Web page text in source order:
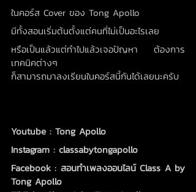
ในคอร์ส Cover ของ Tong Apollo
มีทั้งสอนเริ่มต้นตั้งแต่คนที่ไม่เป็นอะไรเลย
หรือเป็นแล้วแต่ทำไปแล้วเจอปัญหา ต้องการ
เทคนิคต่างๆ
ก็สามารถมาลงเรียนในคอร์สนี้กันได้เลยนะครับ
Youtube : Tong Apollo
Instagram : classabytongapollo
Facebook : สอนทำเพลงออนไลน์ Class A by
Tong Apollo